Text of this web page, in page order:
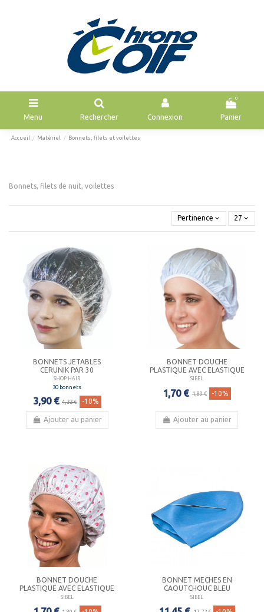
Menu Rechercher Connexion
0
Panier
Accueil Matériel Bonnets, filets et voilettes
Bonnets, filets de nuit, voilettes
Pertinence 27
BONNETS JETABLES
CERUNIK PAR 30
SHOP HAIR
30 bonnets
3,90 € 4,33 € -10%
Ajouter au panier
BONNET DOUCHE
PLASTIQUE AVEC ELASTIQUE
SIBEL
1,70 € 1,89 € -10%
Ajouter au panier
BONNET DOUCHE
PLASTIQUE AVEC ELASTIQUE
SIBEL
BONNET MECHES EN
CAOUTCHOUC BLEU
SIBEL